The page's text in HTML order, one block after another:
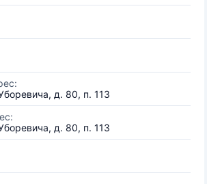
д. 80, п. 113
д. 80, п. 113